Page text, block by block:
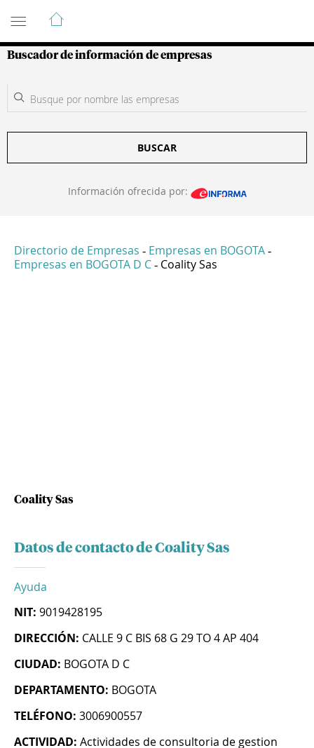
Guía de Empresas Colombianas
Buscador de información de empresas
BUSCAR
Información ofrecida por:
Directorio de Empresas - Empresas en BOGOTA -
Empresas en BOGOTA D C - Coality Sas
Coality Sas
Datos de contacto de Coality Sas
Ayuda
NIT: 9019428195
DIRECCIÓN: CALLE 9 C BIS 68 G 29 TO 4 AP 404
CIUDAD: BOGOTA D C
DEPARTAMENTO: BOGOTA
TELÉFONO: 3006900557
ACTIVIDAD: Actividades de consultoria de gestion